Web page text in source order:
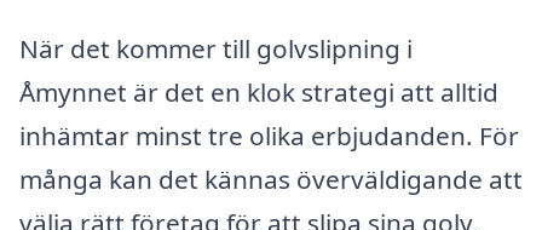
När det kommer till golvslipning i
Åmynnet är det en klok strategi att alltid
inhämtar minst tre olika erbjudanden. För
många kan det kännas överväldigande att